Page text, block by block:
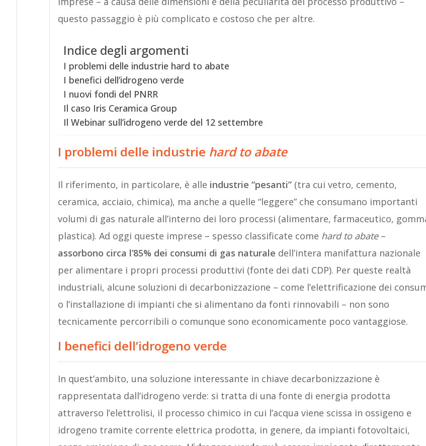
questo passaggio è più complicato e costoso che per altre.
Indice degli argomenti
I problemi delle industrie hard to abate
I benefici dell’idrogeno verde
I nuovi fondi del PNRR
Il caso Iris Ceramica Group
Il Webinar sull’idrogeno verde del 12 settembre
I problemi delle industrie hard to abate
Il riferimento, in particolare, è alle industrie “pesanti”(tra cui vetro, cemento,
ceramica, acciaio, chimica), ma anche a quelle “leggere” che consumano importanti
volumi di gas naturale all’interno dei loro processi (alimentare, farmaceutico,
plastica). Ad oggi queste imprese – spesso classificate come hard to abate–
assorbono circa l’85% dei consumi di gas naturale dell’intera manifattura nazionale
per alimentare i propri processi produttivi (fonte dei dati CDP). Per queste realtà
industriali, alcune soluzioni di decarbonizzazione – come l’elettrificazione dei
o l’installazione di impianti che si alimentano da fonti rinnovabili – non sono
tecnicamente percorribili o comunque sono economicamente poco vantaggiose.
I benefici dell’idrogeno verde
In quest’ambito, una soluzione interessante in chiave decarbonizzazione è
rappresentata dall’idrogeno verde: si tratta di una fonte di energia prodotta
attraverso l’elettrolisi, il processo chimico in cui l’acqua viene scissa in ossigeno e
idrogeno tramite corrente elettrica prodotta, in genere, da impianti fotovoltaici,